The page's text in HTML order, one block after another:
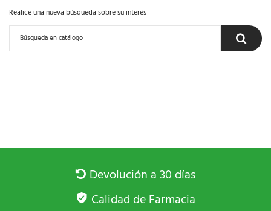
Realice una nueva búsqueda sobre su interés
Devolución a 30 días
Calidad de Farmacia